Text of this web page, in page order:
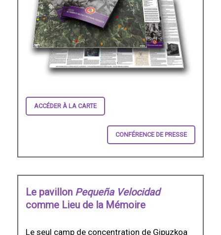
ACCÉDER À LA CARTE
CONFÉRENCE DE PRESSE
Le pavillon Pequeña Velocidad
comme Lieu de la Mémoire
Le seul camp de concentration de Gipuzkoa